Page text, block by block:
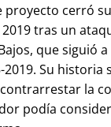
proyecto cerró
tras un
que siguió
Su historia
la
podía